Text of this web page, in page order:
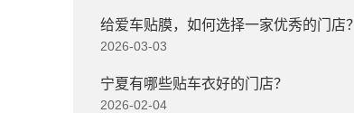
给爱车贴膜，如何选择一家优秀的门店？
2026-03-03
宁夏有哪些贴车衣好的门店？
2026-02-04